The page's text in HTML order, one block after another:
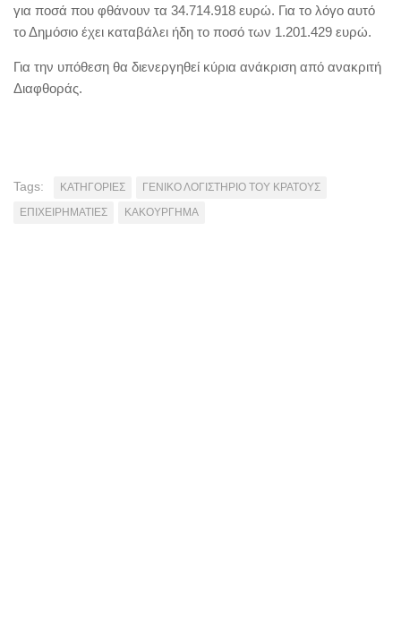
για ποσά που φθάνουν τα 34.714.918 ευρώ. Για το λόγο αυτό
το Δημόσιο έχει καταβάλει ήδη το ποσό των 1.201.429 ευρώ.
Για την υπόθεση θα διενεργηθεί κύρια ανάκριση από ανακριτή
Διαφθοράς.
Tags: KATHΓΟΡΙΕΣ
ΓΕΝΙΚΟ ΛΟΓΙΣΤΗΡΙΟ ΤΟΥ ΚΡΑΤΟΥΣ
ΕΠΙΧΕΙΡΗΜΑΤΙΕΣ
ΚΑΚΟΥΡΓΗΜΑ